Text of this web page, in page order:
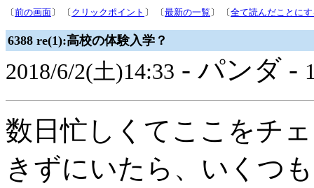
〔前の画面〕 〔 クリックポイント 〕 〔最新の一覧 〕 〔全て読んだことに
6388 re(1):高校の体験入学？
2018/6/2(土)14:33 - パンダ -
数日忙しくてここをチ
きずにいたら、いくつ